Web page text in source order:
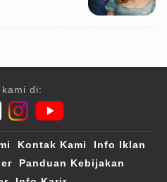
di:
Kontak Kami
Info Iklan
Panduan Kebijakan